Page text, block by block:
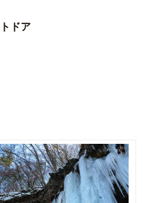
States